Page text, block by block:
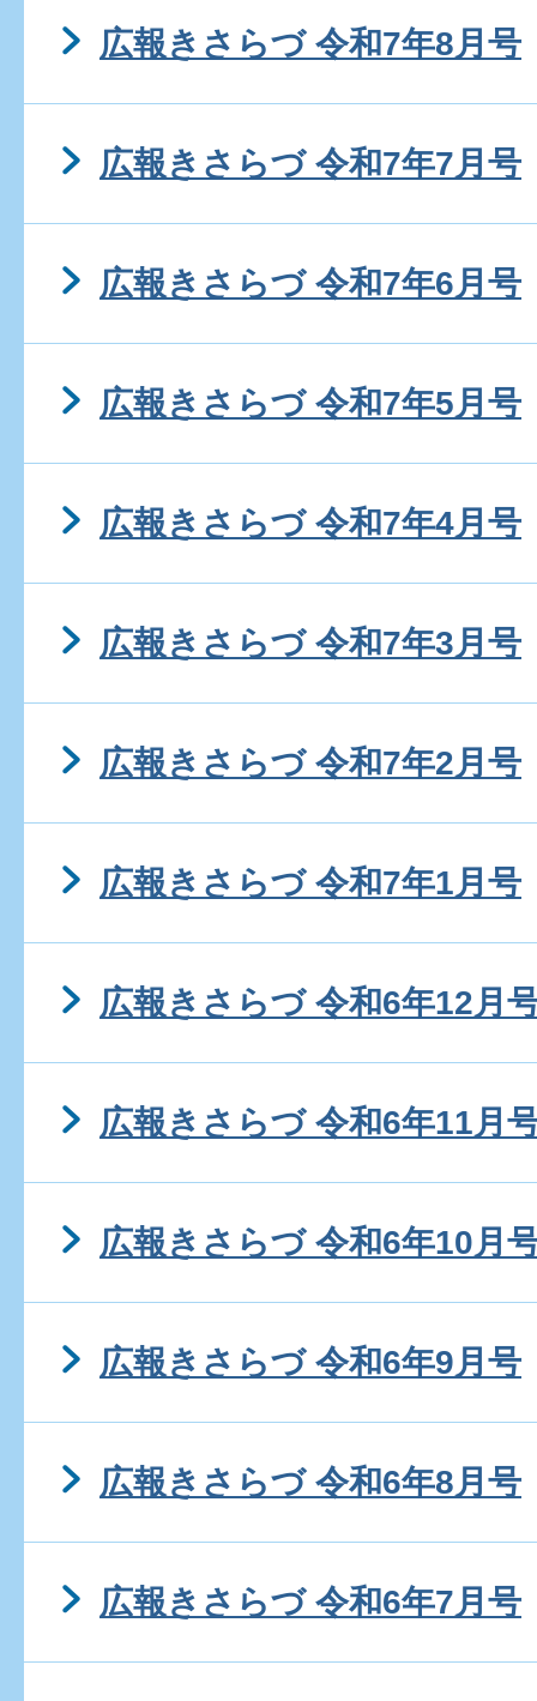
広報きさらづ 令和7年8月号
広報きさらづ 令和7年7月号
広報きさらづ 令和7年6月号
広報きさらづ 令和7年5月号
広報きさらづ 令和7年4月号
広報きさらづ 令和7年3月号
広報きさらづ 令和7年2月号
広報きさらづ 令和7年1月号
広報きさらづ 令和6年12月
広報きさらづ 令和6年11月
広報きさらづ 令和6年10月
広報きさらづ 令和6年9月号
広報きさらづ 令和6年8月号
広報きさらづ 令和6年7月号